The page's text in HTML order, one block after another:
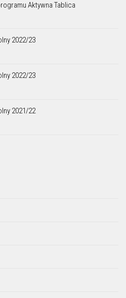
Aktywna Tablica
2022/23
2022/23
2021/22